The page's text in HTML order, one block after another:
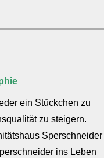
ein Stückchen zu
zu steigern.
Sperschneider
ins Leben